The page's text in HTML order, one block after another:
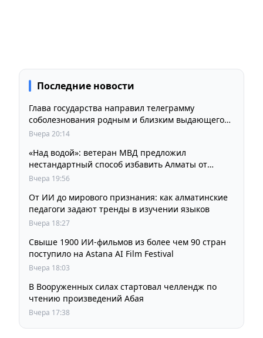
Последние новости
Глава государства направил телеграмму
соболезнования родным и близким выдающегося
кинорежиссера Ардака Амиркулова
Вчера 20:14
«Над водой»: ветеран МВД предложил
нестандартный способ избавить Алматы от
пробок и смога
Вчера 19:56
От ИИ до мирового признания: как алматинские
педагоги задают тренды в изучении языков
Вчера 18:27
Свыше 1900 ИИ-фильмов из более чем 90 стран
поступило на Astana AI Film Festival
Вчера 18:03
В Вооруженных силах стартовал челлендж по
чтению произведений Абая
Вчера 17:38